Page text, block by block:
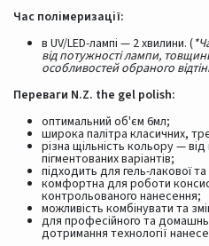
Час полімеризації:
в UV/LED-лампі — 2 хвилини. (
від потужності лампи,
особливостей обраного
Переваги N.Z. the gel polish:
оптимальний об'єм 6мл;
широка палітра класичних,
різна щільність кольору —
пігментованих варіантів;
підходить для гель-лакової
комфортна для роботи
контрольованого нанесення;
можливість комбінувати та
для професійного та
дотримання технології